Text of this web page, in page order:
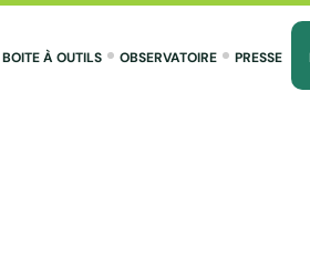
BOITE À OUTILS OBSERVATOIRE PRESSE